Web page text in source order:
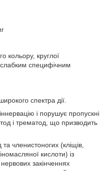
кольору, круглої
слабким специфічним
спектра дії.
і порушує пропускні
і трематод, що призводить
членистоногих (кліщів,
кислоти) із
закінченнях